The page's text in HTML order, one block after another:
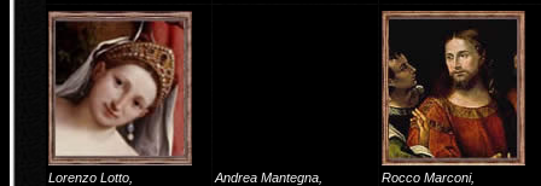
Lorenzo Lotto,
Andrea Mantegna,
Rocco Marconi,